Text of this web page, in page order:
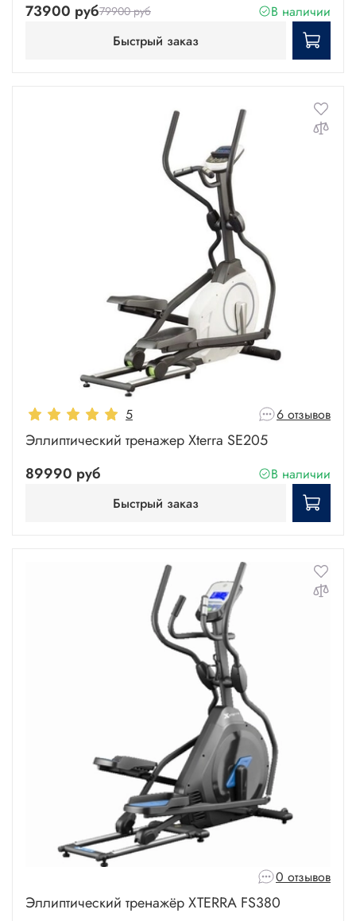
73900 руб79900 руб
В наличии
Быстрый заказ
5 6 отзывов
Эллиптический тренажер Xterra SE205
89990 руб
В наличии
Быстрый заказ
0 отзывов
Эллиптический тренажёр XTERRA FS380